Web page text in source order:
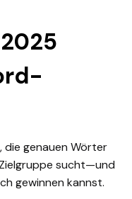
genauen Wörter
sucht—und
gewinnen kannst.